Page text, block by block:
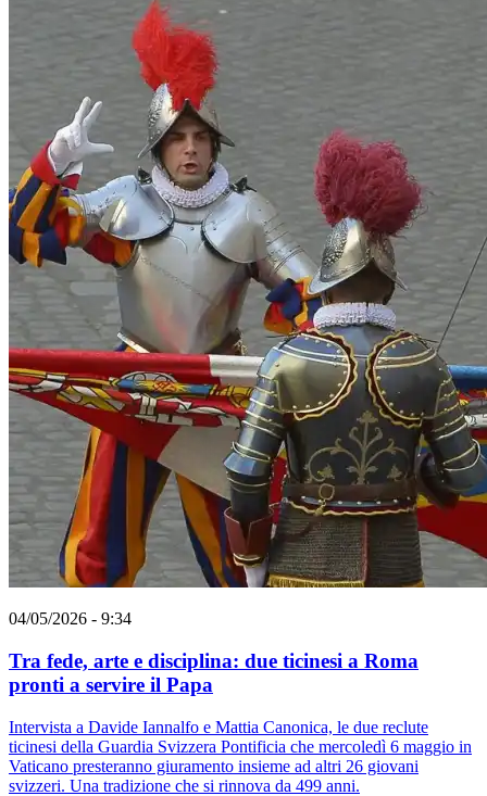
04/05/2026 - 9:34
Tra fede, arte e disciplina: due ticinesi a Roma
pronti a servire il Papa
Intervista a Davide Iannalfo e Mattia Canonica, le due reclute
ticinesi della Guardia Svizzera Pontificia che mercoledì 6 maggio in
Vaticano presteranno giuramento insieme ad altri 26 giovani
svizzeri. Una tradizione che si rinnova da 499 anni.